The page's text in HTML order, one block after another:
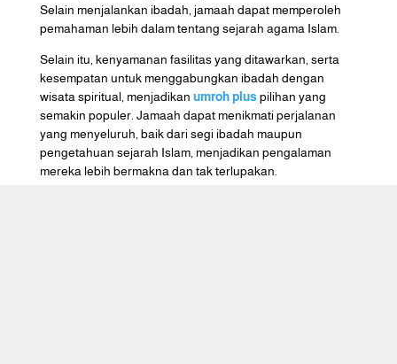
Selain menjalankan ibadah, jamaah dapat memperoleh
pemahaman lebih dalam tentang sejarah agama Islam.
Selain itu, kenyamanan fasilitas yang ditawarkan, serta
kesempatan untuk menggabungkan ibadah dengan
wisata spiritual, menjadikan umroh plus pilihan yang
semakin populer. Jamaah dapat menikmati perjalanan
yang menyeluruh, baik dari segi ibadah maupun
pengetahuan sejarah Islam, menjadikan pengalaman
mereka lebih bermakna dan tak terlupakan.